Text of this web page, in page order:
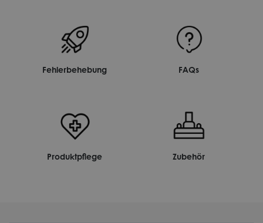
Fehlerbehebung FAQs
Produktpflege Zubehör